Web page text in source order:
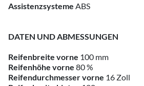
Assistenzsysteme ABS
DATEN UND ABMESSUNGEN
Reifenbreite vorne 100 mm
Reifenhöhe vorne 80 %
Reifendurchmesser vorne 16 Zoll